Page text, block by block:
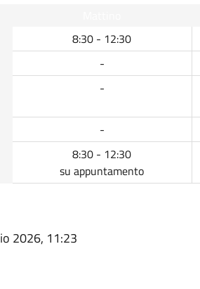
8:30 - 12:30
-
-
-
8:30 - 12:30
su appuntamento
2026, 11:23